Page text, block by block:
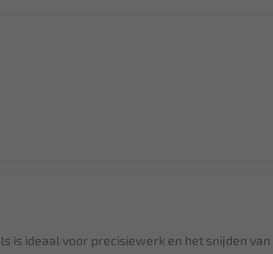
is ideaal voor precisiewerk en het snijden van